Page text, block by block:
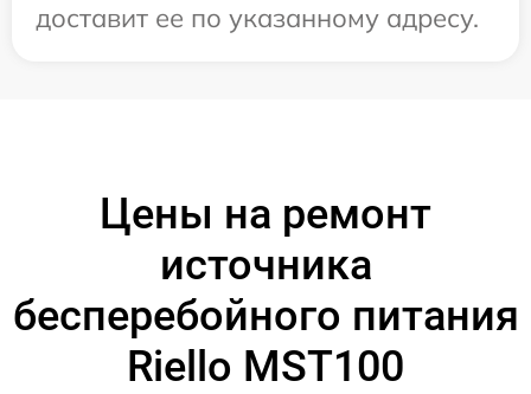
доставит ее по указанному адресу.
Цены на ремонт
источника
бесперебойного питания
Riello MST100